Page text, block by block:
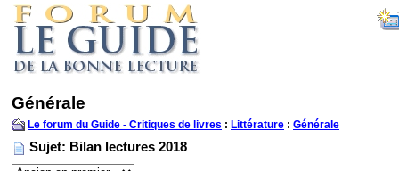
Générale
Le forum du Guide - Critiques de livres : Littérature : Générale
Sujet: Bilan lectures 2018